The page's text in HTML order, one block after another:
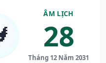
ÂM LỊCH
28
Tháng 12 Năm 2031